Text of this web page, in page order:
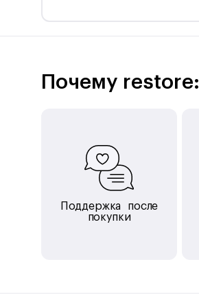
Почему restore:
Поддержка после
покупки